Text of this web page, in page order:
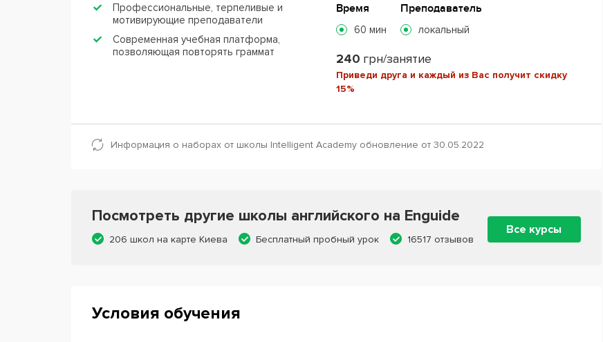
Профессиональные, терпеливые и
мотивирующие преподаватели
Современная учебная платформа,
позволяющая повторять граммат
Время
60 мин
Преподаватель
локальный
240 грн/занятие
Приведи друга и каждый из Вас получит скидку
15%
Информация о наборах от школы Intelligent Academy обновление от 30.05.2022
Посмотреть другие школы английского на Enguide
206 школ на карте Киева Бесплатный пробный урок 16517 отзывов
Все курсы
Условия обучения